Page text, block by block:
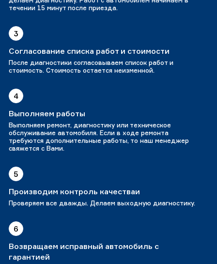
течении 15 минут после приезда.
3
Согласование списка работ и стоимости
После диагностики согласовываем список работ и
стоимость. Стоимость остается неизменной.
4
Выполняем работы
Выполняем ремонт, диагностику или техническое
обслуживание автомобиля. Если в ходе ремонта
требуются дополнительные работы, то наш менеджер
свяжется с Вами.
5
Производим контроль качестваи
Проверяем все дважды. Делаем выходную диагностику.
6
Возвращаем исправный автомобиль с
гарантией